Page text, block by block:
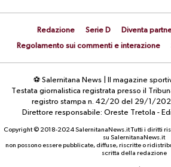
Redazione Serie D Diventa
Regolamento sui commenti e interazione
⚽ Salernitana News | Il magazine
Testata giornalistica registrata presso il
registro stampa n. 42/20 del 29/1/
Direttore responsabile: Oreste Tretola -
Copyright © 2018-2024 SalernitanaNews.it Tutti i diritti
su SalernitanaNews.it
non possono essere pubblicate, diffuse, riscritte o
scritta della redazione